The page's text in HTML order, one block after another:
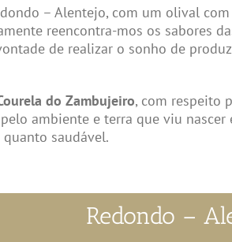
– Alentejo, com um olival com
reencontra-mos os sabores
de realizar o sonho de
do Zambujeiro, com respeito
ambiente e terra que viu nascer
saudável.
Redondo –